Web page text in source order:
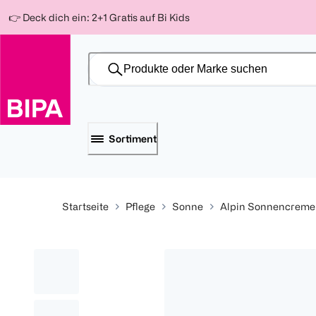
-10%
Für
150 Ös
-15%
Für
300 Ös
-20%
Für
500 Ös
zum
👉 Deck dich ein: 2+1 Gratis auf Bi Kids
Sortiment
Startseite Pflege Sonne Alpin Sonnencreme